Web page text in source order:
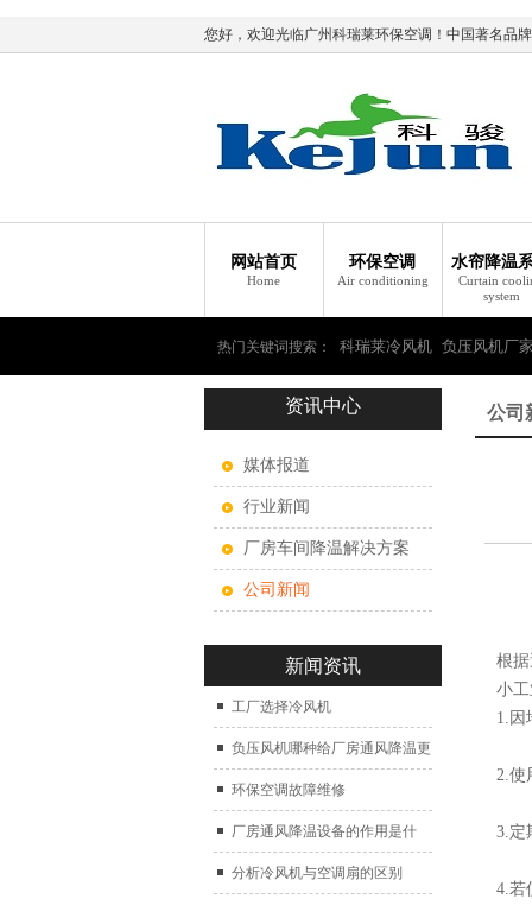
您好，欢迎光临广州科瑞莱环保空调！中国著名品
网站首页
Home
环保空调
Air conditioning
水帘降温
Curtain
system
热门关键词搜索： 科瑞莱冷风机 负压风机厂
瑞莱环保空调资讯中心
媒体报道
行业新闻
厂房车间降温解决方案
公司新闻
新闻资讯
工厂选择冷风机
负压风机哪种给厂房通风降温更
好？
环保空调故障维修
厂房通风降温设备的作用是什
么？
分析冷风机与空调扇的区别
公司
根
小
1.因
2.使
3.定
4.若